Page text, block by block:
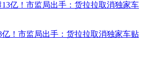
亿！市监局出手：货拉拉取消独家车贴